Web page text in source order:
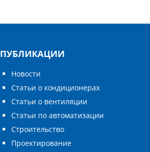
ПУБЛИКАЦИИ
Новости
Статьи о кондиционерах
Статьи о вентиляции
Статьи по автоматизации
Строительство
Проектирование